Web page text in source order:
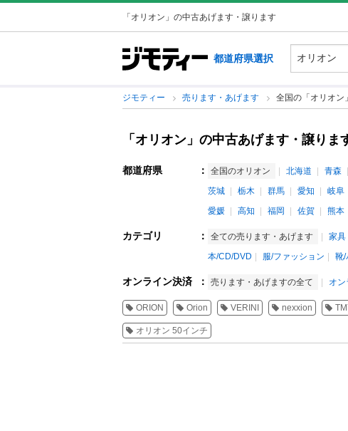
「オリオン」の中古あげます・譲ります
都道府県選択
ジモティー 売ります・あげます 全国の「オリオン」
「オリオン」の中古あげます・譲りま
都道府県 ： 全国のオリオン 北海道 青森
茨城
栃木 群馬 愛知 岐阜
愛媛
高知 福岡 佐賀 熊本
カテゴリ ： 全ての売ります・あげます 家具
本/CD/DVD
服/ファッション 靴/
オンライン決済 ： 売ります・あげますの全て オ
ORION Orion VERINI nexxion
オリオン 50インチ